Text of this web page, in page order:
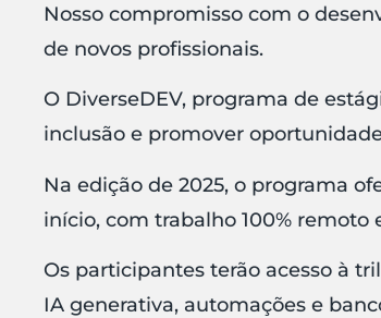
Nosso compromisso com o
de novos profissionais.
O DiverseDEV, programa de
inclusão e promover
Na edição de 2025, o programa
início, com trabalho 100% remoto
Os participantes terão acesso à
IA generativa, automações e